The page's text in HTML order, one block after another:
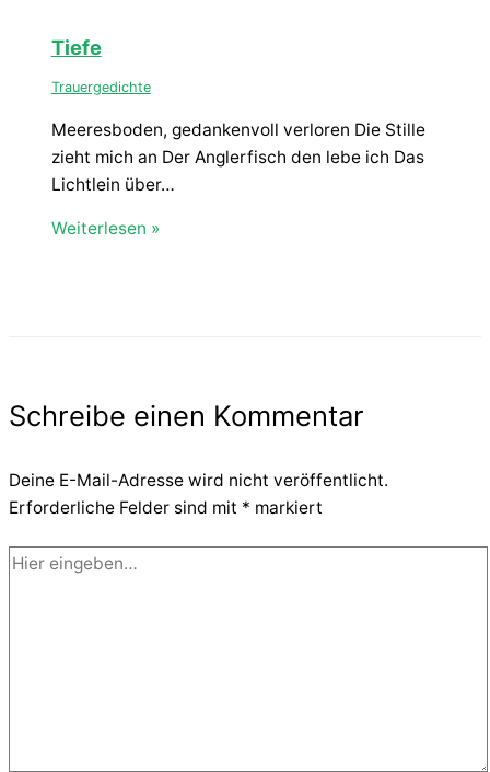
Tiefe
Trauergedichte
Meeresboden, gedankenvoll verloren Die Stille
zieht mich an Der Anglerfisch den lebe ich Das
Lichtlein über…
Weiterlesen »
Schreibe einen Kommentar
Deine E-Mail-Adresse wird nicht veröffentlicht.
Erforderliche Felder sind mit * markiert
Hier